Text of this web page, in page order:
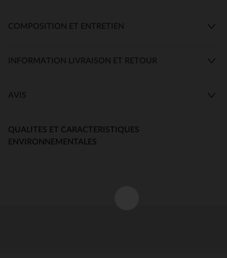
COMPOSITION ET ENTRETIEN
INFORMATION LIVRAISON ET RETOUR
AVIS
QUALITES ET CARACTERISTIQUES
ENVIRONNEMENTALES